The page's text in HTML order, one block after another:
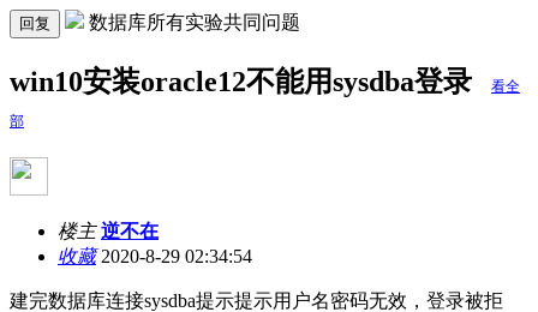
回复 数据库所有实验共同问题
win10安装oracle12不能用sysdba登录 看全
部
楼主 逆不在
收藏2020-8-29 02:34:54
建完数据库连接sysdba提示提示用户名密码无效，登录被拒